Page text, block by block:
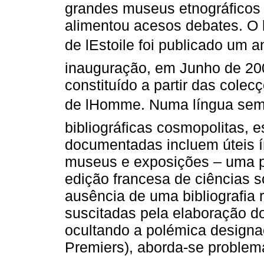
grandes museus
alimentou acesos debates.
de lEstoile foi publicado um
inauguração, em Junho de
constituído a partir das
de lHomme. Numa língua
bibliográficas cosmopolitas,
documentadas incluem úteis
museus e exposições – uma
edição francesa de ciências
ausência de uma bibliografia
suscitadas pela elaboração
ocultando a polémica
Premiers), aborda-se